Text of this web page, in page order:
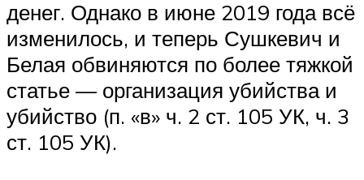
денег. Однако в июне 2019 года всё
изменилось, и теперь Сушкевич и
Белая обвиняются по более тяжкой
статье — организация убийства и
убийство (п. «в» ч. 2 ст. 105 УК, ч. 3
ст. 105 УК).